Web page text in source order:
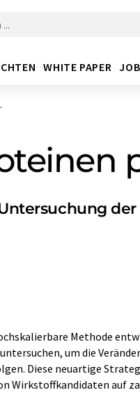
WHITE PAPER
Methode
um die
Diese neuartige
Wirkstoffkandidaten auf